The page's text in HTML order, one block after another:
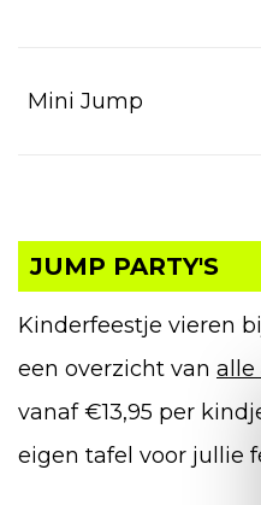
Mini Jump
JUMP PARTY'S
Kinderfeestje vieren
een overzicht van alle
vanaf €13,95 per
eigen tafel voor jullie